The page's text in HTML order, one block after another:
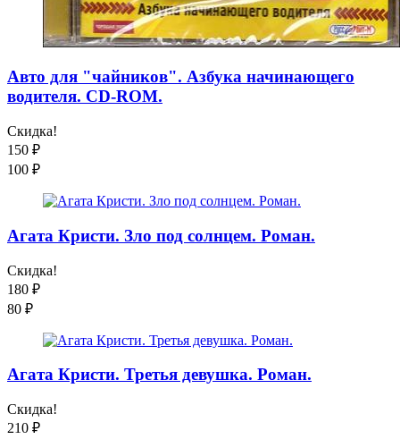
Авто для "чайников". Азбука начинающего
водителя. CD-ROM.
Скидка!
150 ₽
100 ₽
Агата Кристи. Зло под солнцем. Роман.
Скидка!
180 ₽
80 ₽
Агата Кристи. Третья девушка. Роман.
Скидка!
210 ₽